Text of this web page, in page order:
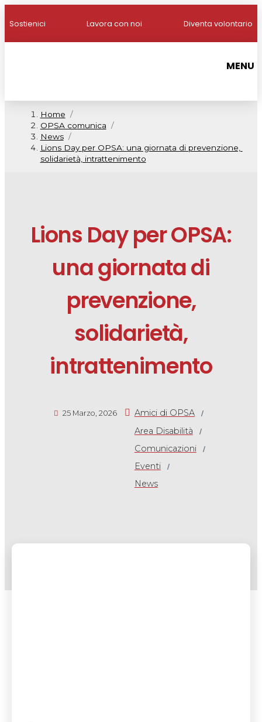
Sostienici Lavora con noi Diventa volontario
MENU
Home /
OPSA comunica /
News /
Lions Day per OPSA: una giornata di prevenzione,
solidarietà, intrattenimento
Lions Day per OPSA:
una giornata di
prevenzione,
solidarietà,
intrattenimento
25 Marzo, 2026 Amici di OPSA /
Area Disabilità /
Comunicazioni /
Eventi /
News